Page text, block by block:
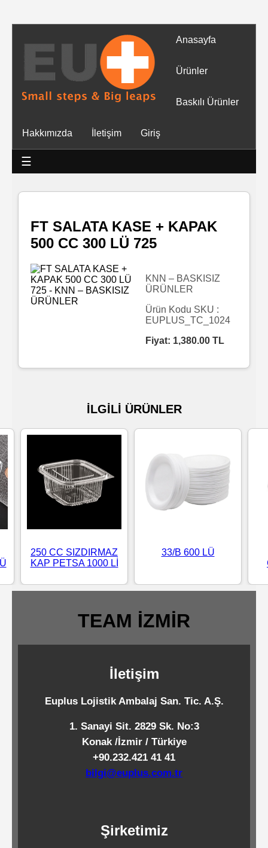
Anasayfa
Ürünler
Baskılı Ürünler
Hakkımızda İletişim Giriş
☰
Tüm
Ürünler
Mendiller
Baskılı
Islak
Rulo
Mendil
Islak
Su
Mendiller
Kolonyalı
Standart
Islak
Mendiller
Pipetler
Ürünleri
Temizlik
Kimyasalları
Endüstriyel
FT SALATA KASE + KAPAK
500 CC 300 LÜ 725
KNN – BASKISIZ
ÜRÜNLER
Ürün Kodu SKU :
EUPLUS_TC_1024
Fiyat: 1,380.00 TL
İLGİLİ ÜRÜNLER
250 CC SIZDIRMAZ
KAP PETSA 1000 Lİ
33/B 600 LÜ
TEAM İZMİR
İletişim
Euplus Lojistik Ambalaj San. Tic. A.Ş.
1. Sanayi Sit. 2829 Sk. No:3
Konak /İzmir / Türkiye
+90.232.421 41 41
bilgi@euplus.com.tr
Şirketimiz